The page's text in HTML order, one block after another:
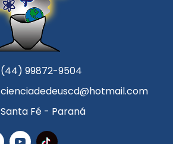
(44) 99872-9504
cienciadedeuscd@hotmail.com
Santa Fé - Paraná